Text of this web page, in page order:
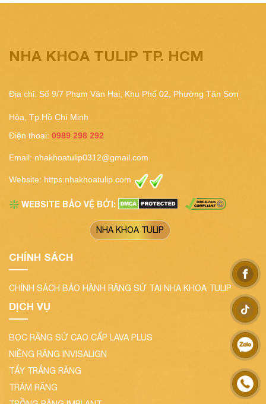
NHA KHOA TULIP TP. HCM
Địa chỉ: Số 9/7 Phạm Văn Hai, Khu Phố 02, Phường Tân Sơn
Hòa, Tp.Hồ Chí Minh
Điện thoại: 0989 298 292
Email: nhakhoatulip0312@gmail.com
Website: https:nhakhoatulip.com
❇️ WEBSITE BẢO VỆ BỞI:
NHA KHOA TULIP
CHÍNH SÁCH
CHÍNH SÁCH BẢO HÀNH RĂNG SỨ TẠI NHA KHOA TULIP
DỊCH VỤ
BỌC RĂNG SỨ CAO CẤP LAVA PLUS
NIỀNG RĂNG INVISALIGN
TẨY TRẮNG RĂNG
TRÁM RĂNG